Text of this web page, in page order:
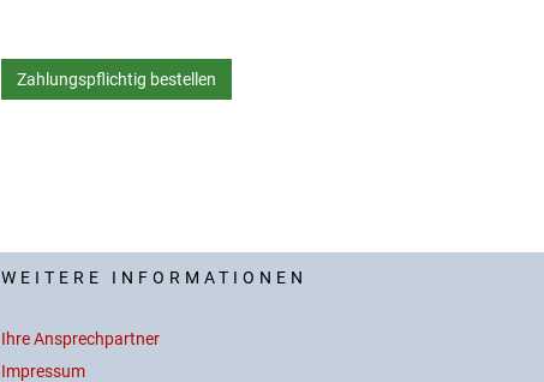
WEITERE INFORMATIONEN
Ihre Ansprechpartner
Impressum